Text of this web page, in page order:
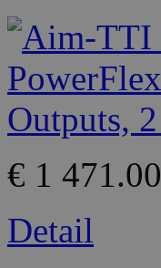
€ 1 471.00
Detail